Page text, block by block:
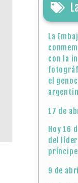
La
con la
el
17 de
Hoy 16
del
9 de